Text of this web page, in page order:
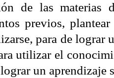
de las materias
previos,
para de lograr
utilizar el
un